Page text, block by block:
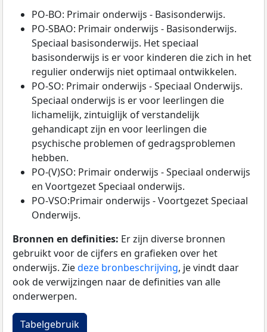
PO-BO: Primair onderwijs - Basisonderwijs.
PO-SBAO: Primair onderwijs - Basisonderwijs.
Speciaal basisonderwijs. Het speciaal
basisonderwijs is er voor kinderen die zich in het
regulier onderwijs niet optimaal ontwikkelen.
PO-SO: Primair onderwijs - Speciaal Onderwijs.
Speciaal onderwijs is er voor leerlingen die
lichamelijk, zintuiglijk of verstandelijk
gehandicapt zijn en voor leerlingen die
psychische problemen of gedragsproblemen
hebben.
PO-(V)SO: Primair onderwijs - Speciaal onderwijs
en Voortgezet Speciaal onderwijs.
PO-VSO:Primair onderwijs - Voortgezet Speciaal
Onderwijs.
Bronnen en definities: Er zijn diverse bronnen
gebruikt voor de cijfers en grafieken over het
onderwijs. Ziedeze bronbeschrijving, je vindt daar
ook de verwijzingen naar de definities van alle
onderwerpen.
Tabelgebruik